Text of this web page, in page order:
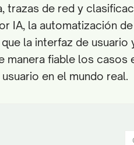
trazas de red y
IA, la automatización
la interfaz de usuario
manera fiable los casos
en el mundo real.